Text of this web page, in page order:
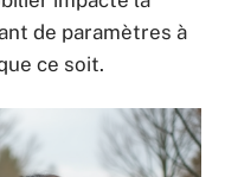
de paramètres à
ce soit.